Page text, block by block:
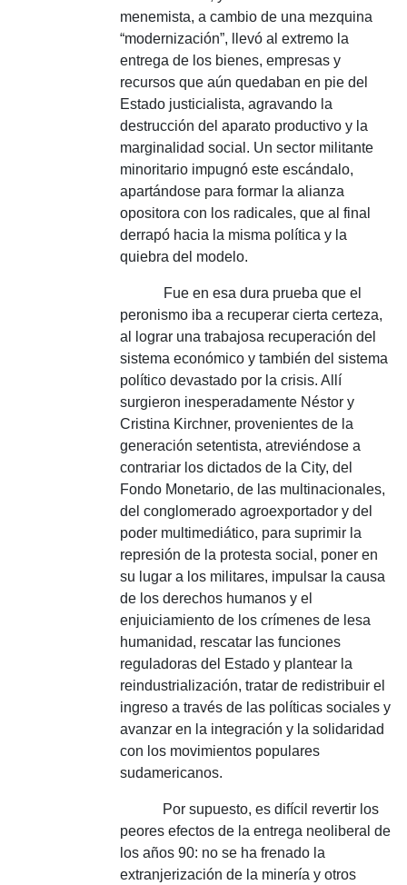
menemista, a cambio de una mezquina
“modernización”, llevó al extremo la
entrega de los bienes, empresas y
recursos que aún quedaban en pie del
Estado justicialista, agravando la
destrucción del aparato productivo y la
marginalidad social. Un sector militante
minoritario impugnó este escándalo,
apartándose para formar la alianza
opositora con los radicales, que al final
derrapó hacia la misma política y la
quiebra del modelo.
Fue en esa dura prueba que el
peronismo iba a recuperar cierta certeza,
al lograr una trabajosa recuperación del
sistema económico y también del sistema
político devastado por la crisis. Allí
surgieron inesperadamente Néstor y
Cristina Kirchner, provenientes de la
generación setentista, atreviéndose a
contrariar los dictados de la City, del
Fondo Monetario, de las multinacionales,
del conglomerado agroexportador y del
poder multimediático, para suprimir la
represión de la protesta social, poner en
su lugar a los militares, impulsar la causa
de los derechos humanos y el
enjuiciamiento de los crímenes de lesa
humanidad, rescatar las funciones
reguladoras del Estado y plantear la
reindustrialización, tratar de redistribuir el
ingreso a través de las políticas sociales y
avanzar en la integración y la solidaridad
con los movimientos populares
sudamericanos.
Por supuesto, es difícil revertir los
peores efectos de la entrega neoliberal de
los años 90: no se ha frenado la
extranjerización de la minería y otros